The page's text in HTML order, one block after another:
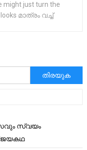
just turn the
മാത്രം വച്ച്
അനേഷിക്കുക
സ്വയം